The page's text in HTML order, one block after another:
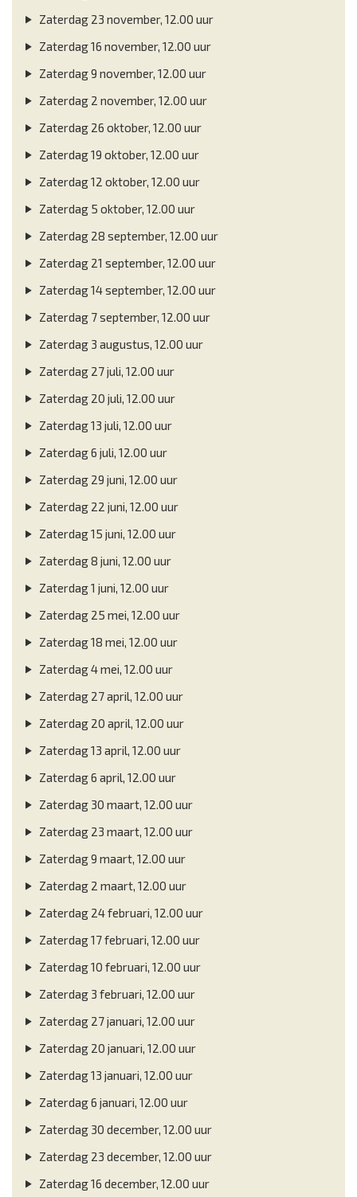
Zaterdag 23 november, 12.00 uur
Zaterdag 16 november, 12.00 uur
Zaterdag 9 november, 12.00 uur
Zaterdag 2 november, 12.00 uur
Zaterdag 26 oktober, 12.00 uur
Zaterdag 19 oktober, 12.00 uur
Zaterdag 12 oktober, 12.00 uur
Zaterdag 5 oktober, 12.00 uur
Zaterdag 28 september, 12.00 uur
Zaterdag 21 september, 12.00 uur
Zaterdag 14 september, 12.00 uur
Zaterdag 7 september, 12.00 uur
Zaterdag 3 augustus, 12.00 uur
Zaterdag 27 juli, 12.00 uur
Zaterdag 20 juli, 12.00 uur
Zaterdag 13 juli, 12.00 uur
Zaterdag 6 juli, 12.00 uur
Zaterdag 29 juni, 12.00 uur
Zaterdag 22 juni, 12.00 uur
Zaterdag 15 juni, 12.00 uur
Zaterdag 8 juni, 12.00 uur
Zaterdag 1 juni, 12.00 uur
Zaterdag 25 mei, 12.00 uur
Zaterdag 18 mei, 12.00 uur
Zaterdag 4 mei, 12.00 uur
Zaterdag 27 april, 12.00 uur
Zaterdag 20 april, 12.00 uur
Zaterdag 13 april, 12.00 uur
Zaterdag 6 april, 12.00 uur
Zaterdag 30 maart, 12.00 uur
Zaterdag 23 maart, 12.00 uur
Zaterdag 9 maart, 12.00 uur
Zaterdag 2 maart, 12.00 uur
Zaterdag 24 februari, 12.00 uur
Zaterdag 17 februari, 12.00 uur
Zaterdag 10 februari, 12.00 uur
Zaterdag 3 februari, 12.00 uur
Zaterdag 27 januari, 12.00 uur
Zaterdag 20 januari, 12.00 uur
Zaterdag 13 januari, 12.00 uur
Zaterdag 6 januari, 12.00 uur
Zaterdag 30 december, 12.00 uur
Zaterdag 23 december, 12.00 uur
Zaterdag 16 december, 12.00 uur